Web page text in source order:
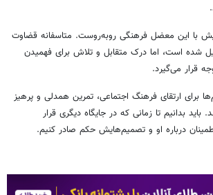
با این معضل فرهنگی روبه‌روست. متاسفانه قضاوت
شده است، اما درک متقابل و تلاش برای فهمیدن
قرار می‌گیرد.
برای ارتقای فرهنگ اجتماعی، تمرین همدلی و پرهیز
باید بدانیم تا زمانی که در جایگاه دیگری قرار
اطمینان درباره او و تصمیم‌هایش حکم صادر کنیم.